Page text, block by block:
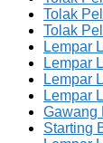
Tolak
Tolak
Lempar
Lempar
Lempar
Lempar
Gawang
Starting